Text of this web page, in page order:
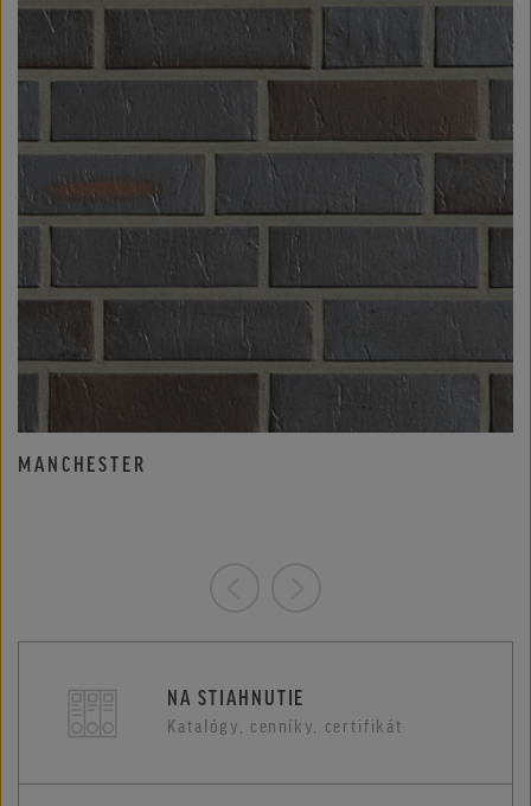
MANCHESTER
NA STIAHNUTIE
Katalógy, cenníky, certifikát